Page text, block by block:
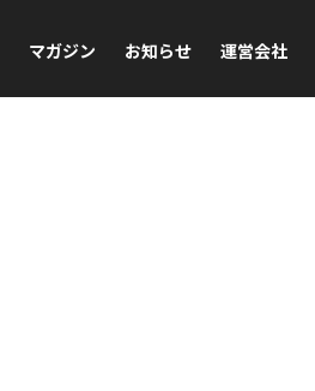
マガジン お知らせ 運営会社